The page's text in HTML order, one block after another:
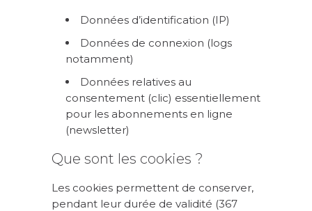
Données d’identification (IP)
Données de connexion (logs
notamment)
Données relatives au
consentement (clic) essentiellement
pour les abonnements en ligne
(newsletter)
Que sont les cookies ?
Les cookies permettent de conserver,
pendant leur durée de validité (367